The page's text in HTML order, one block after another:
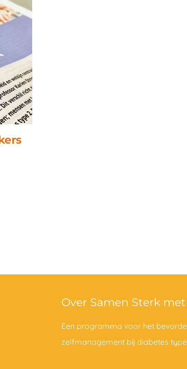
Over Samen Sterk
Een programma voor het
zelfmanagement bij diabetes